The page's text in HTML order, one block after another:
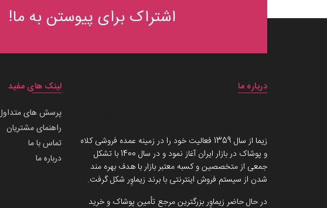
اشتراک برای پیوستن به ما!
درباره ما
زیما از سال 1359 فعالیت خود را در زمینه عمده فروشی کلاه
و پوشاک در بازار ایران آغاز نمود و در سال 1400 با تشکل
جمعی از متخصصین و کسبه معتبر بازار با هدف بهره مند
شدن از سیستم فروش اینترنتی با برند زیماوِر شکل گرفت.
در حال حاضر زیماوِر بزرگترین مرجع تأمین پوشاک و خرید
لینک های مفید
پرسش های
راهنمای مشتریان
تماس با ما
درباره ما